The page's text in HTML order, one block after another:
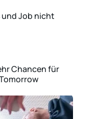
und Job nicht
Chancen für